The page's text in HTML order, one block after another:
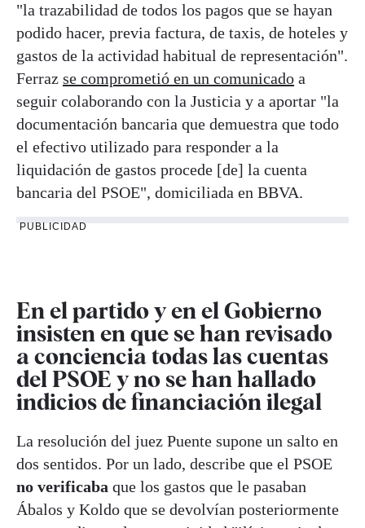
"la trazabilidad de todos los pagos que se hayan
podido hacer, previa factura, de taxis, de hoteles y
gastos de la actividad habitual de representación".
Ferraz se comprometió en un comunicado a
seguir colaborando con la Justicia y a aportar "la
documentación bancaria que demuestra que todo
el efectivo utilizado para responder a la
liquidación de gastos procede [de] la cuenta
bancaria del PSOE", domiciliada en BBVA.
PUBLICIDAD
En el partido y en el Gobierno
insisten en que se han revisado
a conciencia todas las cuentas
del PSOE y no se han hallado
indicios de financiación ilegal
La resolución del juez Puente supone un salto en
dos sentidos. Por un lado, describe que el PSOE
no verificaba que los gastos que le pasaban
Ábalos y Koldo que se devolvían posteriormente